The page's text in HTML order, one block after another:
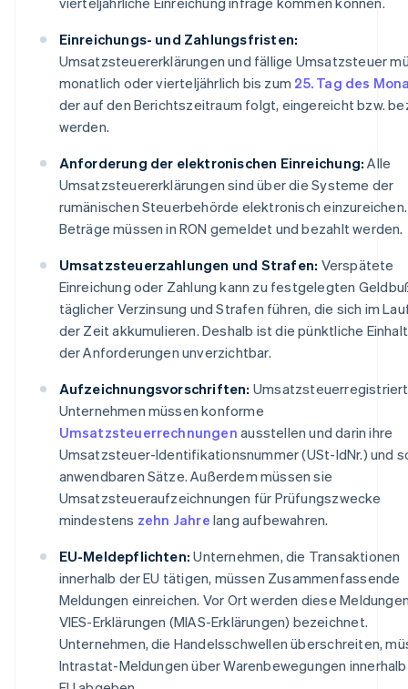
Einreichungs- und Zahlungsfristen:
Umsatzsteuererklärungen und fällige Umsatzsteuer
monatlich oder vierteljährlich bis zum 25. Tag des
der auf den Berichtszeitraum folgt, eingereicht bzw.
werden.
Anforderung der elektronischen Einreichung: Alle
Umsatzsteuererklärungen sind über die Systeme der
rumänischen Steuerbehörde elektronisch
Beträge müssen in RON gemeldet und bezahlt werden.
Umsatzsteuerzahlungen und Strafen: Verspätete
Einreichung oder Zahlung kann zu festgelegten
täglicher Verzinsung und Strafen führen, die sich im
der Zeit akkumulieren. Deshalb ist die pünktliche
der Anforderungen unverzichtbar.
Aufzeichnungsvorschriften:
Unternehmen müssen konforme
Umsatzsteuerrechnungen ausstellen und darin ihre
Umsatzsteuer-Identifikationsnummer (USt-IdNr.) und
anwendbaren Sätze. Außerdem müssen sie
Umsatzsteueraufzeichnungen für Prüfungszwecke
mindestens zehn Jahre lang aufbewahren.
EU-Meldepflichten: Unternehmen, die Transaktionen
innerhalb der EU tätigen, müssen Zusammenfassende
Meldungen einreichen. Vor Ort werden diese
VIES-Erklärungen (MIAS-Erklärungen) bezeichnet.
Unternehmen, die Handelsschwellen überschreiten,
Intrastat-Meldungen über Warenbewegungen